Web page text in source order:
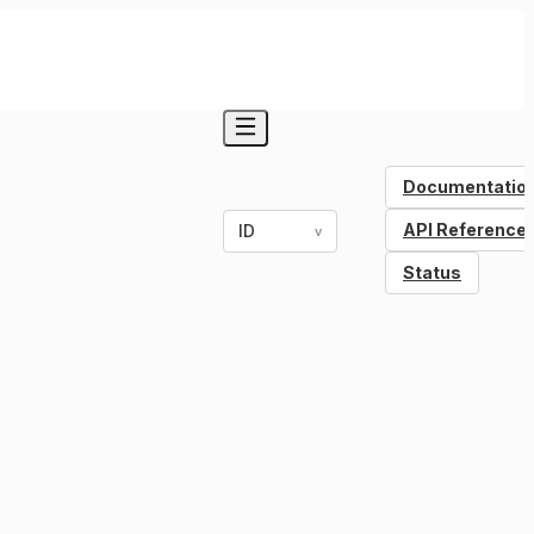
API Reference
Status
ID v